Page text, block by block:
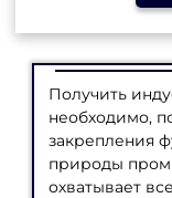
Получить
необходимо,
закрепления
природы
охватывает